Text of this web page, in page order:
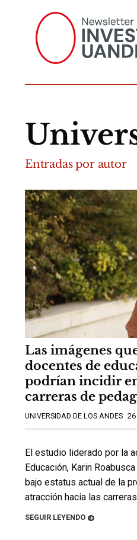
Entradas por autor
Las imágenes
docentes de
podrían incidir
carreras de
UNIVERSIDAD DE LOS ANDES 26
El estudio liderado por la
Educación, Karin
bajo estatus actual de la
atracción hacia las
SEGUIR LEYENDO